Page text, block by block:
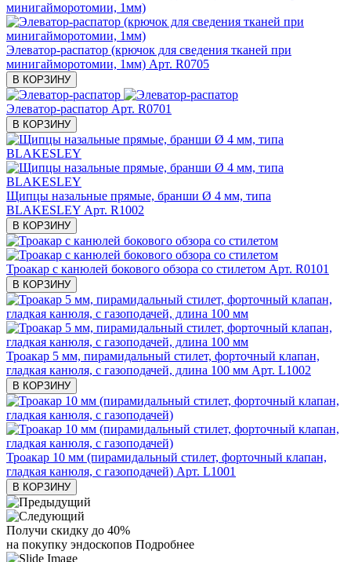
Элеватор-распатор (крючок для сведения тканей при
минигайморотомии, 1мм) Арт. R0705
В КОРЗИНУ
Элеватор-распатор Арт. R0701
В КОРЗИНУ
Щипцы назальные прямые, бранши Ø 4 мм, типа
BLAKESLEY Арт. R1002
В КОРЗИНУ
Троакар с канюлей бокового обзора со стилетом Арт. R0101
В КОРЗИНУ
Троакар 5 мм, пирамидальный стилет, форточный клапан,
гладкая канюля, с газоподачей, длина 100 мм Арт. L1002
В КОРЗИНУ
Троакар 10 мм (пирамидальный стилет, форточный клапан,
гладкая канюля, с газоподачей) Арт. L1001
В КОРЗИНУ
Получи скидку до 40%
на покупку эндоскопов Подробнее